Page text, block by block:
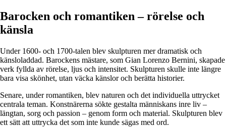
Barocken och romantiken – rörelse och
känsla
Under 1600- och 1700-talen blev skulpturen mer dramatisk och
känsloladdad. Barockens mästare, som Gian Lorenzo Bernini, skapade
verk fyllda av rörelse, ljus och intensitet. Skulpturen skulle inte längre
bara visa skönhet, utan väcka känslor och berätta historier.
Senare, under romantiken, blev naturen och det individuella uttrycket
centrala teman. Konstnärerna sökte gestalta människans inre liv –
längtan, sorg och passion – genom form och material. Skulpturen blev
ett sätt att uttrycka det som inte kunde sägas med ord.